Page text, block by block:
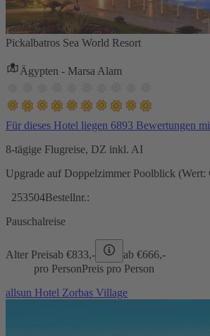
Pickalbatros Sea World Resort
Ägypten - Marsa Alam
Für dieses Hotel liegen 6893 Bewertungen
8-tägige Flugreise, DZ inkl. AI
Upgrade auf Doppelzimmer Poolblick
253504Bestellnr.:
Pauschalreise
Alter Preisab €833,- ab €666,-
pro PersonPreis pro Person
allsun Hotel Zorbas Village